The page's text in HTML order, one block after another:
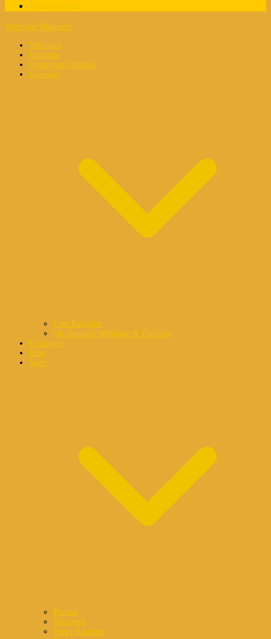
Webinar Magazin
Webinare
Experten
Corporate Channels
Kalender
Live Kalender
On-Demand-Webinare & Podcasts
Eintragen
Blog
Mehr
Partner
Netzwerk
Unser Angebot